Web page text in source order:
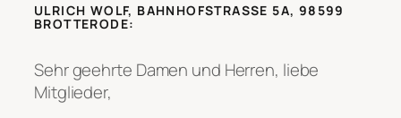
ULRICH WOLF, BAHNHOFSTRASSE 5A, 98599
BROTTERODE:
Sehr geehrte Damen und Herren, liebe
Mitglieder,